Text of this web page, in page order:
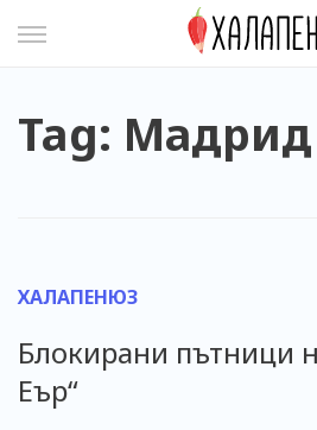
Tag: Мадрид
ХАЛАПЕНЮЗ
Блокирани пътници
Еър“